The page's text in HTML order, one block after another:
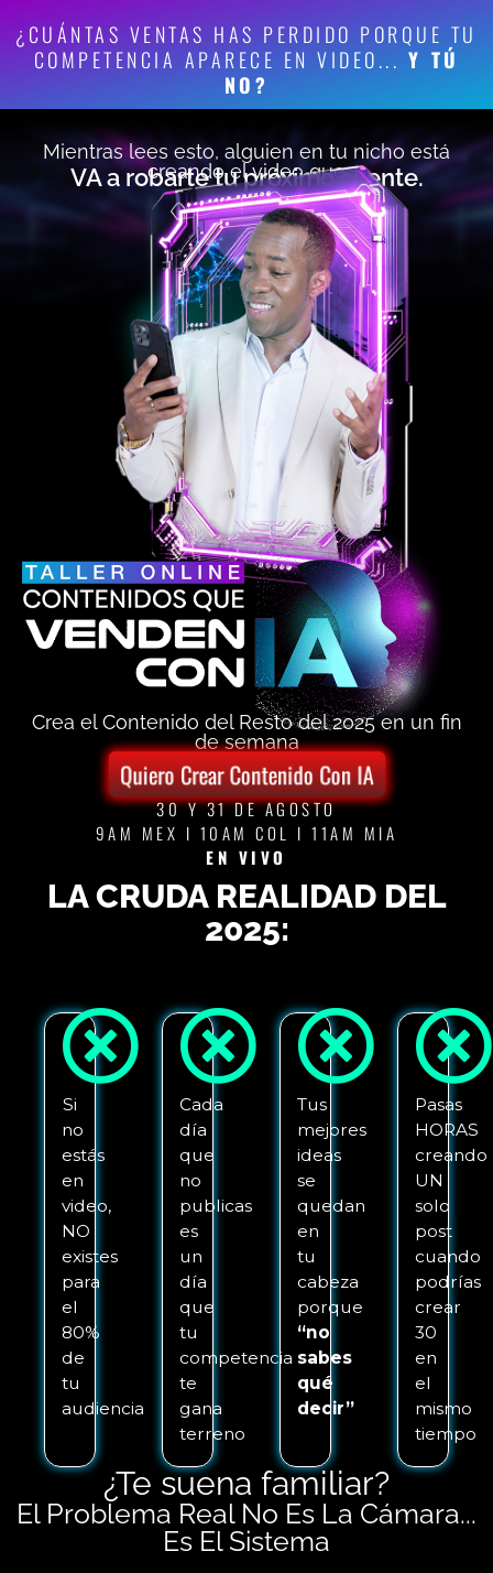
¿CUÁNTAS VENTAS HAS PERDIDO PORQUE TU
COMPETENCIA APARECE EN VIDEO... Y TÚ
NO?
Mientras lees esto, alguien en tu nicho está
creando el video que
VA a robarte tu próximo cliente.
Crea el Contenido del Resto del 2025 en un fin
de semana
Quiero Crear Contenido Con IA
30 Y 31 DE AGOSTO
9AM MEX I 10AM COL I 11AM MIA
EN VIVO
LA CRUDA REALIDAD DEL
2025:
Si
no
estás
en
video,
NO
existes
para
el
80%
de
tu
audiencia
Cada
día
que
no
publicas
es
un
día
que
tu
competencia
te
gana
terreno
Tus
mejores
ideas
se
quedan
en
tu
cabeza
porque
“no
sabes
qué
decir”
Pasas
HORAS
creando
UN
solo
post
cuando
podrías
crear
30
en
el
mismo
tiempo
¿Te suena familiar?
El Problema Real No Es La Cámara...
Es El Sistema